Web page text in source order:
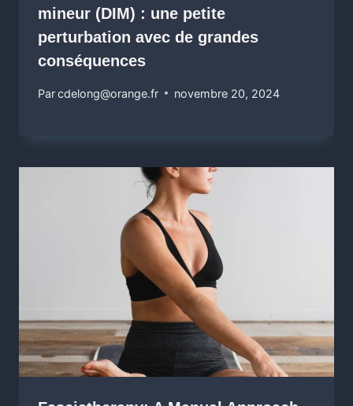
mineur (DIM) : une petite
perturbation avec de grandes
conséquences
Parcdelong@orange.fr novembre 20, 2024